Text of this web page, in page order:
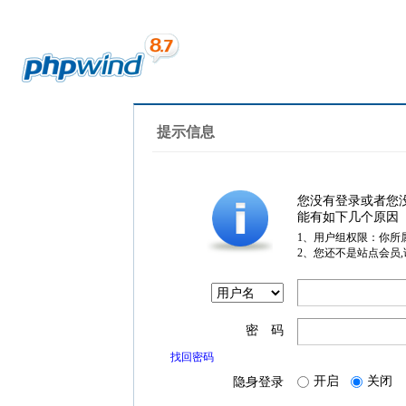
提示信息
您没有登录或者您
能有如下几个原因
1、用户组权限：你所
2、您还不是站点会员
密 码
找回密码
隐身登录 开启 关闭